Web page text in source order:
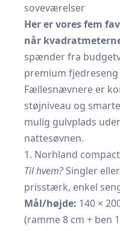
soveværelser
Her er vores fem
når
spænder fra
premium
Fællesnævnere er
støjniveau og
mulig gulvplads
nattesøvnen.
1. Norhland
Til hvem?Singler
prisstærk, enkel
Mål/højde: 140 ×
(ramme 8 cm + ben